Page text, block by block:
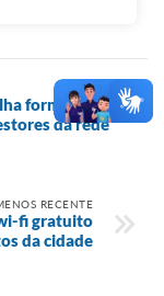
formativa de
da rede
RECENTE
fi gratuito
da cidade